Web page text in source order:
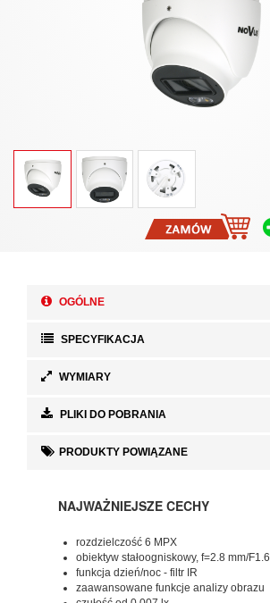
OGÓLNE
SPECYFIKACJA
WYMIARY
PLIKI DO POBRANIA
PRODUKTY POWIĄZANE
NAJWAŻNIEJSZE CECHY
rozdzielczość 6 MPX
obiektyw stałoogniskowy, f=2.8 mm/F1.6
funkcja dzień/noc - filtr IR
zaawansowane funkcje analizy obrazu